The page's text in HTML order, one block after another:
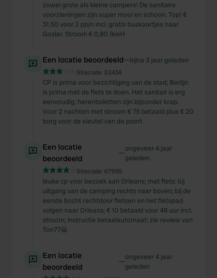
zowel grote als kleine campers! De sanitaire
voorzieningen zijn super mooi en schoon. Top! €
31.50 voor 2 pp/n incl. gratis buskaartjes naar
Goslar. Stroom € 0,80 /kwH
Een locatie beoordeeld—bijna 3 jaar geleden
Sitecode: 52434
CP is prima voor bezichtiging van de stad; Berlijn
is prima met de fiets te doen. Het sanitair is erg
eenvoudig; herentoiletten zijn bijzonder krap.
Voor 2 nachten met stroom € 75 betaald plus € 20
borg voor de sleutel van de poort
Een locatie
beoordeeld
—ongeveer 4 jaar
geleden
Sitecode: 67985
leuke cp voor bezoek aan Orleans; met fiets: bij
uitgang van de camping rechts naar boven; bij de
eerste bocht rechtdoor fietsen en het fietspad
volgen naar Orleans; € 10 betaald voor 48 uur incl.
stroom; instructie betaalautomaat: zie review van
Ton77😀
Een locatie
beoordeeld
—ongeveer 4 jaar
geleden